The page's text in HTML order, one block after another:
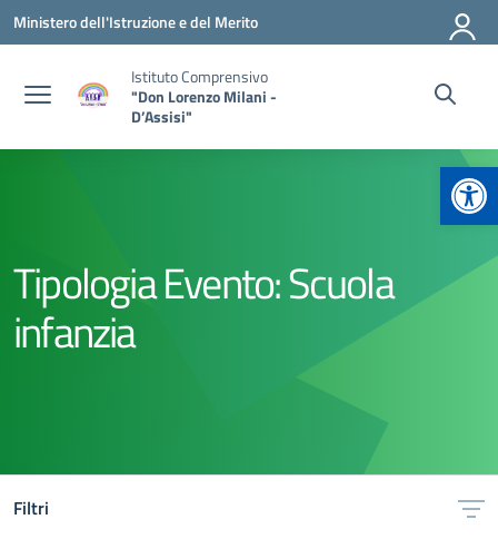
Vai ai contenuti
Vai al menu di navigazione
Vai al footer
Ministero dell'Istruzione e del Merito
Istituto Comprensivo
"Don Lorenzo Milani -
D’Assisi"
Tipologia Evento:Scuola
infanzia
Filtri